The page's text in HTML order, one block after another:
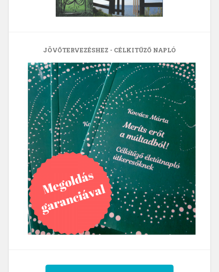
JÖVŐTERVEZÉSHEZ - CÉLKITŰZŐ NAPLÓ